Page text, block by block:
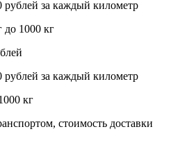
за каждый километр
до 1000 кг
за каждый километр
кг
стоимость доставки